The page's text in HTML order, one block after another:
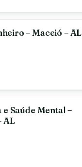
– Maceió – AL
Saúde Mental –
AL